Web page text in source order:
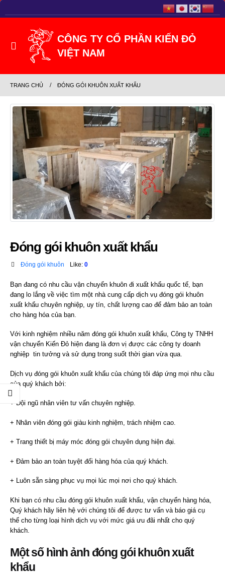
TRANG CHỦ ĐÓNG GÓI KHUÔN XUẤT KHẨU
Đóng gói khuôn xuất khẩu
Đóng gói khuôn Like: 0
Bạn đang có nhu cầu vận chuyển khuôn đi xuất khẩu quốc tế, bạn
đang lo lắng về việc tìm một nhà cung cấp dịch vụ đóng gói khuôn
xuất khẩu chuyên nghiệp, uy tín, chất lượng cao để đảm bảo an toàn
cho hàng hóa của bạn.
Với kinh nghiệm nhiều năm đóng gói khuôn xuất khẩu, Công ty TNHH
vận chuyển Kiến Đỏ hiện đang là đơn vị được các công ty doanh
nghiệp tin tưởng và sử dụng trong suốt thời gian vừa qua.
Dịch vụ đóng gói khuôn xuất khẩu của chúng tôi đáp ứng mọi nhu cầu
của quý khách bởi:
+ Đội ngũ nhân viên tư vấn chuyên nghiệp.
+ Nhân viên đóng gói giàu kinh nghiệm, trách nhiệm cao.
+ Trang thiết bị máy móc đóng gói chuyên dụng hiện đại.
+ Đảm bảo an toàn tuyệt đối hàng hóa của quý khách.
+ Luôn sẵn sàng phục vụ mọi lúc mọi nơi cho quý khách.
Khi bạn có nhu cầu đóng gói khuôn xuất khẩu, vận chuyển hàng hóa,
Quý khách hãy liên hệ với chúng tôi để được tư vấn và báo giá cụ
thể cho từng loại hình dịch vụ với mức giá ưu đãi nhất cho quý
khách.
Một số hình ảnh đóng gói khuôn xuất
khẩu